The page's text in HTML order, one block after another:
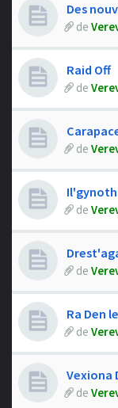
Des
de
Raid Off
de
de
Il'gynoth
de
de
Ra Den
de
Vexiona
de